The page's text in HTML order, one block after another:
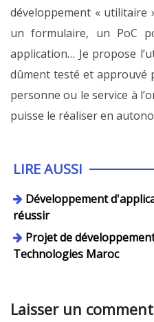
développement « utilitaire
un formulaire, un PoC
application… Je propose
dûment testé et approuvé
personne ou le service à
puisse le réaliser en
LIRE AUSSI
Développement
réussir
Projet de
Technologies Maroc
Laisser un